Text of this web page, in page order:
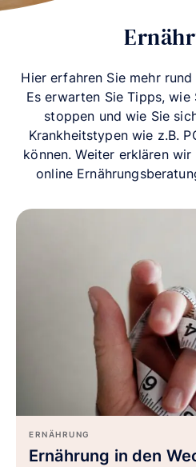
Hier erfahren Sie mehr rund
Es erwarten Sie Tipps, wie
stoppen und wie Sie
Krankheitstypen wie z.B.
können. Weiter erklären
online
ERNÄHRUNG
Ernährung in den